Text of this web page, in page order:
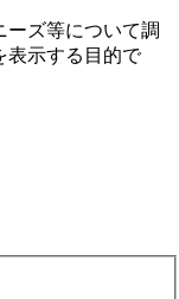
ーズ等について調
表⽰する⽬的で